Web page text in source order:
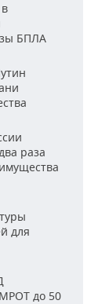
БПЛА
раза
для
до 50